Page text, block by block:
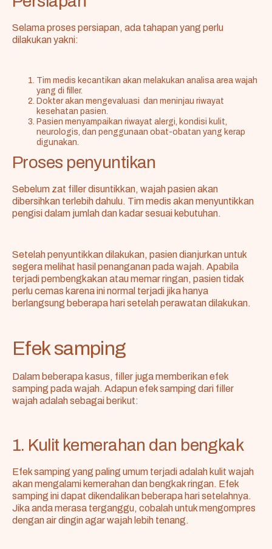
Selama proses persiapan, ada tahapan yang perlu
dilakukan yakni:
Tim medis kecantikan akan melakukan analisa area wajah
yang di filler.
Dokter akan mengevaluasi dan meninjau riwayat
kesehatan pasien.
Pasien menyampaikan riwayat alergi, kondisi kulit,
neurologis, dan penggunaan obat-obatan yang kerap
digunakan.
Proses penyuntikan
Sebelum zat filler disuntikkan, wajah pasien akan
dibersihkan terlebih dahulu. Tim medis akan menyuntikkan
pengisi dalam jumlah dan kadar sesuai kebutuhan.
Setelah penyuntikkan dilakukan, pasien dianjurkan untuk
segera melihat hasil penanganan pada wajah. Apabila
terjadi pembengkakan atau memar ringan, pasien tidak
perlu cemas karena ini normal terjadi jika hanya
berlangsung beberapa hari setelah perawatan dilakukan.
Efek samping
Dalam beberapa kasus, filler juga memberikan efek
samping pada wajah. Adapun efek samping dari filler
wajah adalah sebagai berikut:
1. Kulit kemerahan dan bengkak
Efek samping yang paling umum terjadi adalah kulit wajah
akan mengalami kemerahan dan bengkak ringan. Efek
samping ini dapat dikendalikan beberapa hari setelahnya.
Jika anda merasa terganggu, cobalah untuk mengompres
dengan air dingin agar wajah lebih tenang.